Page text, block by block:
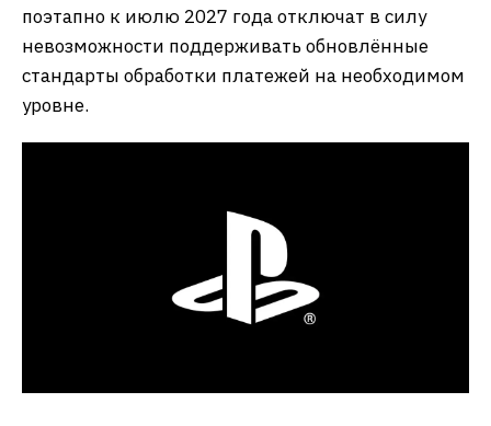
поэтапно к июлю 2027 года отключат в силу
невозможности поддерживать обновлённые
стандарты обработки платежей на необходимом
уровне.